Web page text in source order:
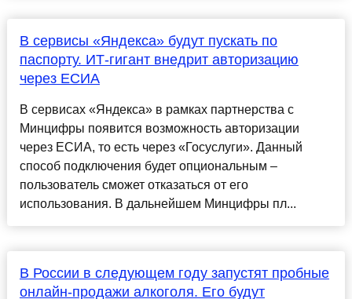
В сервисы «Яндекса» будут пускать по
паспорту. ИТ-гигант внедрит авторизацию
через ЕСИА
В сервисах «Яндекса» в рамках партнерства с
Минцифры появится возможность авторизации
через ЕСИА, то есть через «Госуслуги». Данный
способ подключения будет опциональным –
пользователь сможет отказаться от его
использования. В дальнейшем Минцифры пл...
В России в следующем году запустят пробные
онлайн-продажи алкоголя. Его будут